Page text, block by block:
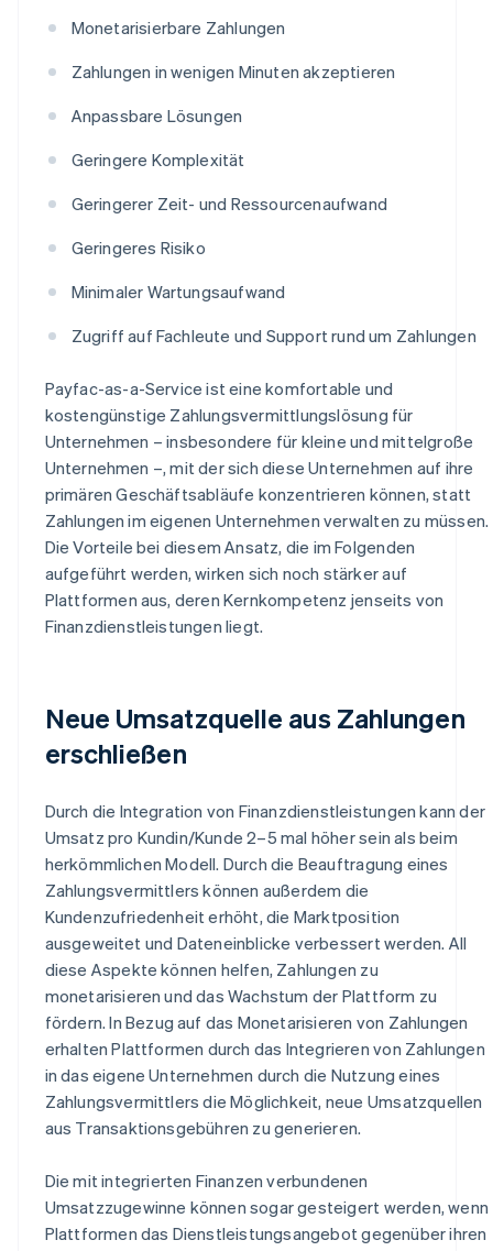
Monetarisierbare Zahlungen
Zahlungen in wenigen Minuten akzeptieren
Anpassbare Lösungen
Geringere Komplexität
Geringerer Zeit- und Ressourcenaufwand
Geringeres Risiko
Minimaler Wartungsaufwand
Zugriff auf Fachleute und Support rund um Zahlungen
Payfac-as-a-Service ist eine komfortable und
kostengünstige Zahlungsvermittlungslösung für
Unternehmen – insbesondere für kleine und mittelgroße
Unternehmen –, mit der sich diese Unternehmen auf ihre
primären Geschäftsabläufe konzentrieren können, statt
Zahlungen im eigenen Unternehmen verwalten zu müssen.
Die Vorteile bei diesem Ansatz, die im Folgenden
aufgeführt werden, wirken sich noch stärker auf
Plattformen aus, deren Kernkompetenz jenseits von
Finanzdienstleistungen liegt.
Neue Umsatzquelle aus Zahlungen
erschließen
Durch die Integration von Finanzdienstleistungen kann der
Umsatz pro Kundin/Kunde 2–5 mal höher sein als beim
herkömmlichen Modell. Durch die Beauftragung eines
Zahlungsvermittlers können außerdem die
Kundenzufriedenheit erhöht, die Marktposition
ausgeweitet und Dateneinblicke verbessert werden. All
diese Aspekte können helfen, Zahlungen zu
monetarisieren und das Wachstum der Plattform zu
fördern. In Bezug auf das Monetarisieren von Zahlungen
erhalten Plattformen durch das Integrieren von Zahlungen
in das eigene Unternehmen durch die Nutzung eines
Zahlungsvermittlers die Möglichkeit, neue Umsatzquellen
aus Transaktionsgebühren zu generieren.
Die mit integrierten Finanzen verbundenen
Umsatzzugewinne können sogar gesteigert werden, wenn
Plattformen das Dienstleistungsangebot gegenüber ihren